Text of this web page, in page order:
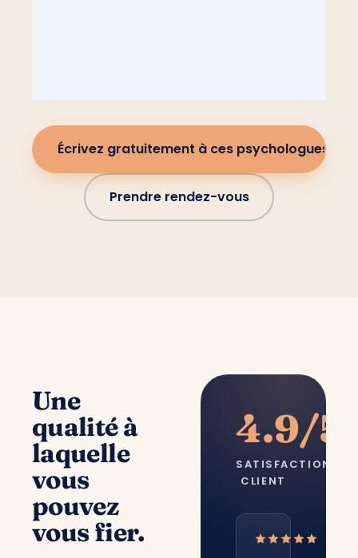
Écrivez gratuitement à ces psychologues
Prendre rendez-vous
Une
qualité à
laquelle
vous
pouvez
vous fier.
4.9/5
SATISFACTION
CLIENT